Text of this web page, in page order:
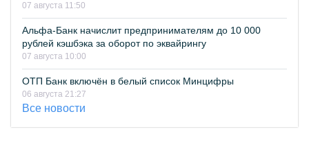
07 августа 11:50
Альфа-Банк начислит предпринимателям до 10 000
рублей кэшбэка за оборот по эквайрингу
07 августа 10:00
ОТП Банк включён в белый список Минцифры
06 августа 21:27
Все новости